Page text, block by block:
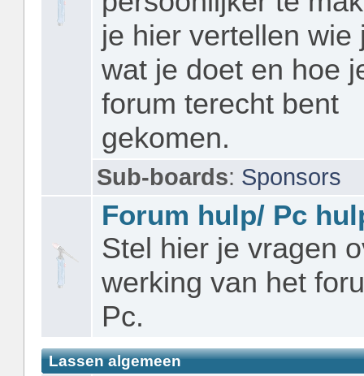
je hier vertellen wie
wat je doet en hoe
forum terecht bent
gekomen.
Sub-boards: Sponsors
Forum hulp/ Pc
Stel hier je vragen
werking van het
Pc.
Lassen algemeen